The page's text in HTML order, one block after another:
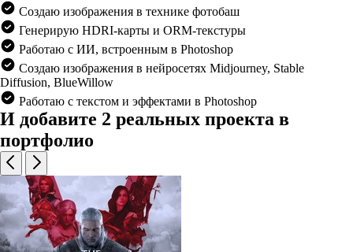
Создаю изображения в технике фотобаш
Генерирую HDRI-карты и ORM-текстуры
Работаю с ИИ, встроенным в Photoshop
Создаю изображения в нейросетях Midjourney, Stable
Diffusion, BlueWillow
Работаю с текстом и эффектами в Photoshop
И добавите 2 реальных проекта в
портфолио